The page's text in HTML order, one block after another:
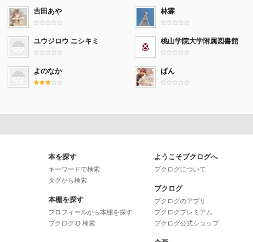
吉田あや 林霖
ユウジロウ ニシキミ 桃山学院大学附属図書館
よのなか ぱん
本を探す
キーワードで検索
タグから検索
本棚を探す
プロフィールから本棚を探す
ブクログID 検索
ようこそブクログへ
ブクログについて
ブクログ
ブクログのアプリ
ブクログプレミアム
ブクログ公式ショップ